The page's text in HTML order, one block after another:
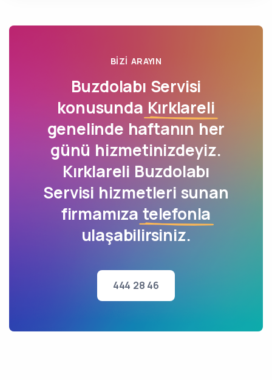
BIZI ARAYIN
Buzdolabı Servisi
konusunda Kırklareli
genelinde haftanın her
günü hizmetinizdeyiz.
Kırklareli Buzdolabı
Servisi hizmetleri sunan
firmamıza telefonla
ulaşabilirsiniz.
444 28 46